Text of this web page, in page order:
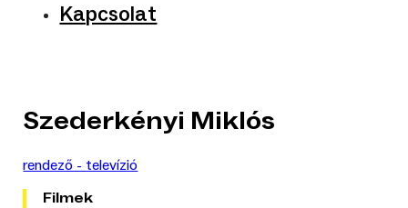
Kapcsolat
Szederkényi Miklós
rendező - televízió
Filmek